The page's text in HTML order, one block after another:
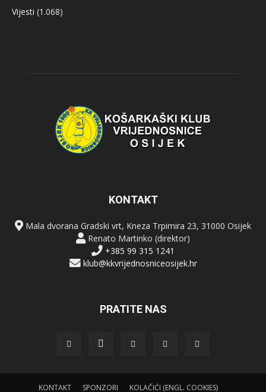
Vijesti (1.068)
KONTAKT
Mala dvorana Gradski vrt, Kneza Trpimira 23, 31000 Osijek
Renato Martinko (direktor)
+385 99 315 1241
klub@kkvrijednosniceosijek.hr
PRATITE NAS
KONTAKT SPONZORI KOLAČIĆI (ENGL. COOKIES)